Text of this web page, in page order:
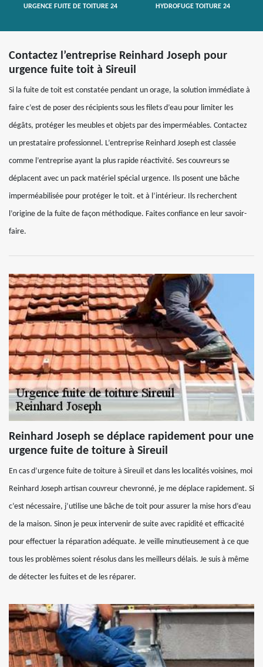
URGENCE FUITE DE TOITURE 24 HYDROFUGE TOITURE 24
Contactez l’entreprise Reinhard Joseph pour
urgence fuite toit à Sireuil
Si la fuite de toit est constatée pendant un orage, la solution immédiate à
faire c’est de poser des récipients sous les filets d’eau pour limiter les
dégâts, protéger les meubles et objets par des imperméables. Contactez
un prestataire professionnel. L’entreprise Reinhard Joseph est classée
comme l’entreprise ayant la plus rapide réactivité. Ses couvreurs se
déplacent avec un pack matériel spécial urgence. Ils posent une bâche
imperméabilisée pour protéger le toit. et à l’intérieur. Ils recherchent
l’origine de la fuite de façon méthodique. Faites confiance en leur savoir-
faire.
Reinhard Joseph se déplace rapidement pour une
urgence fuite de toiture à Sireuil
En cas d’urgence fuite de toiture à Sireuil et dans les localités voisines, moi
Reinhard Joseph artisan couvreur chevronné, je me déplace rapidement. Si
c’est nécessaire, j’utilise une bâche de toit pour assurer la mise hors d’eau
de la maison. Sinon je peux intervenir de suite avec rapidité et efficacité
pour effectuer la réparation adéquate. Je veille minutieusement à ce que
tous les problèmes soient résolus dans les meilleurs délais. Je suis à même
de détecter les fuites et de les réparer.